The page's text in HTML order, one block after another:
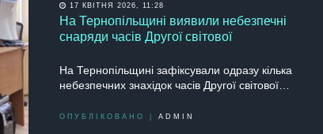
17 КВІТНЯ 2026, 11:28
На Тернопільщині виявили небезпечні
снаряди часів Другої світової
На Тернопільщині зафіксували одразу кілька
небезпечних знахідок часів Другої світової…
ОПУБЛІКОВАНО | ADMIN